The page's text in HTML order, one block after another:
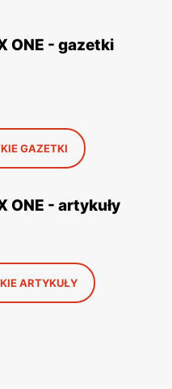
ONE - gazetki
GAZETKI
ONE - artykuły
ARTYKUŁY